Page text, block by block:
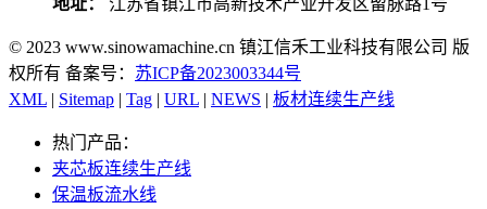
© 2023 www.sinowamachine.cn 镇江信禾工业科技有限公司 版
权所有 备案号： 苏ICP备2023003344号
XML | Sitemap | Tag | URL | NEWS | 板材连续生产线
热门产品：
夹芯板连续生产线
保温板流水线